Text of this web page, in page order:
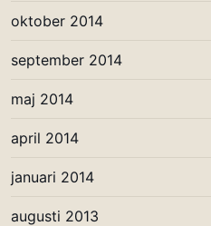
oktober 2014
september 2014
maj 2014
april 2014
januari 2014
augusti 2013